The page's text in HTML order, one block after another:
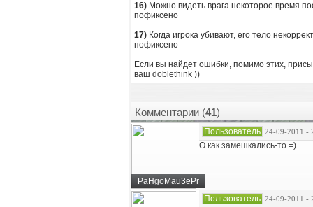
16) Можно видеть врага некоторое время
пофиксено
17) Когда игрока убивают, его тело
пофиксено
Если вы найдет ошибки, помимо этих,
ваш doblethink ))
Комментарии (41)
PaHgoMau3ePr
Пользователь 24-09-2011 -
О как замешкались-то =)
Пользователь 24-09-2011 -